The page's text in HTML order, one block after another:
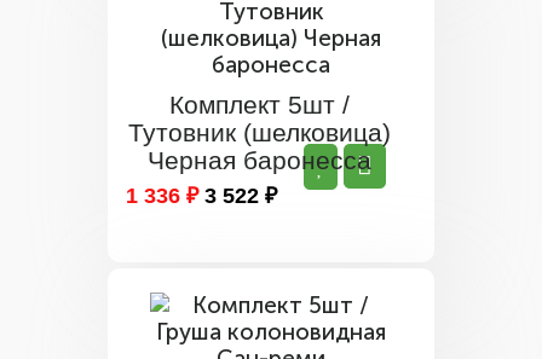
Комплект 5шт /
Тутовник (шелковица)
Черная баронесса
1 336 ₽ 3 522 ₽